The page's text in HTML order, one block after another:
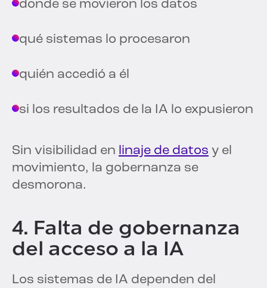
donde se movieron los datos
qué sistemas lo procesaron
quién accedió a él
si los resultados de la IA lo expusieron
Sin visibilidad en linaje de datos y el
movimiento, la gobernanza se
desmorona.
4. Falta de gobernanza
del acceso a la IA
Los sistemas de IA dependen del